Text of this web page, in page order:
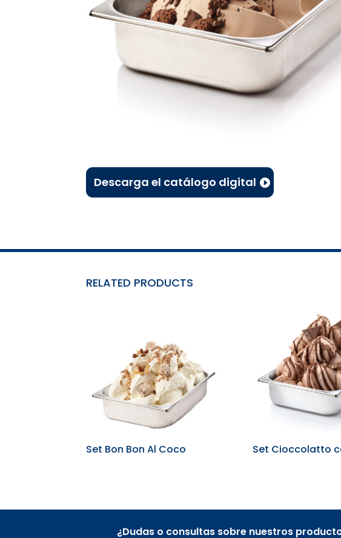
Descarga el catálogo digital
RELATED PRODUCTS
Set Bon Bon Al Coco Set Cioccolatto
¿Dudas o consultas sobre nuestros